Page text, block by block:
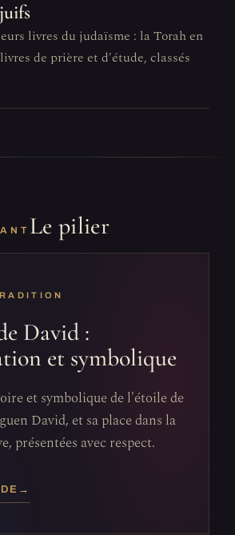
livres du judaïsme : la Torah en
de prière et d'étude, classés
Le pilier
David :
et symbolique
et symbolique de l'étoile de
David, et sa place dans la
présentées avec respect.
→